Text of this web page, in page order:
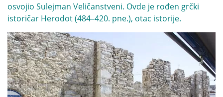
osvojio Sulejman Veličanstveni. Ovde je rođen grčki
istoričar Herodot (484–420. pne.), otac istorije.